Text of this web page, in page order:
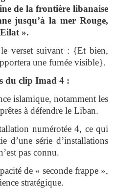
de la frontière libanaise
jusqu’à la mer Rouge,
».
verset suivant : {Et bien,
une fumée visible}.
du clip Imad 4 :
islamique, notamment les
à défendre le Liban.
numérotée 4, ce qui
d’une série d’installations
pas connu.
de « seconde frappe »,
stratégique.